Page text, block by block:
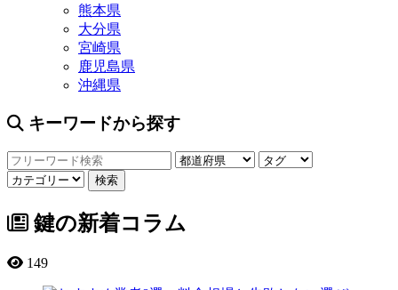
熊本県
大分県
宮崎県
鹿児島県
沖縄県
キーワードから探す
鍵の新着コラム
149